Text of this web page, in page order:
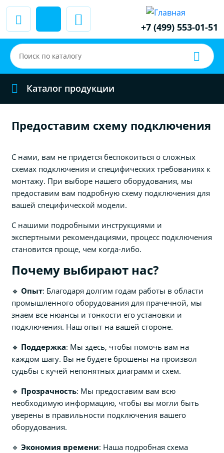
+7 (499) 553-01-51
Каталог продукции
Предоставим схему подключения
С нами, вам не придется беспокоиться о сложных
схемах подключения и специфических требованиях к
монтажу. При выборе нашего оборудования, мы
предоставим вам подробную схему подключения для
вашей специфической модели.
С нашими подробными инструкциями и
экспертными рекомендациями, процесс подключения
становится проще, чем когда-либо.
Почему выбирают нас?
🔹Опыт: Благодаря долгим годам работы в области
промышленного оборудования для прачечной, мы
знаем все нюансы и тонкости его установки и
подключения. Наш опыт на вашей стороне.
🔹 Поддержка: Мы здесь, чтобы помочь вам на
каждом шагу. Вы не будете брошены на произвол
судьбы с кучей непонятных диаграмм и схем.
🔹 Прозрачность: Мы предоставим вам всю
необходимую информацию, чтобы вы могли быть
уверены в правильности подключения вашего
оборудования.
🔹Экономия времени: Наша подробная схема